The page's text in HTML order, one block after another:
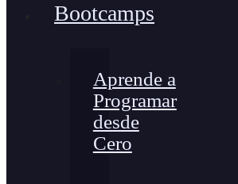
Bootcamps
Aprende a
Programar
desde
Cero